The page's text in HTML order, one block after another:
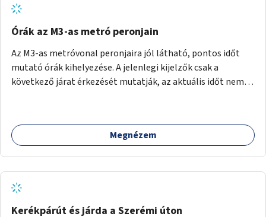
Órák az M3-as metró peronjain
Az M3-as metróvonal peronjaira jól látható, pontos időt
mutató órák kihelyezése. A jelenlegi kijelzők csak a
következő járat érkezését mutatják, az aktuális időt nem.
Megnézem
Kerékpárút és járda a Szerémi úton